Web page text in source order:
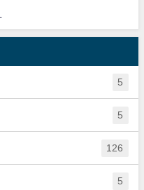
5
5
126
5